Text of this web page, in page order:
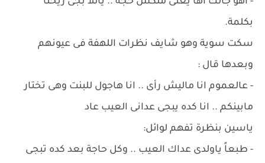
بكلمة.
سكت سوية وهو شايف نظرات اللهفة فى عيونهم
وبعدها قال :
- عالعموم انا ماليش رأى .. انا هاجول للبنت وهى تختار
مابينكم .. انا كده يبجى عدانى العيب عاد
ياسين بنظرة تفهم لوائل:
- طبعاً ياولدى عداك العيب .. وكل حاجة بعد كده تبجى